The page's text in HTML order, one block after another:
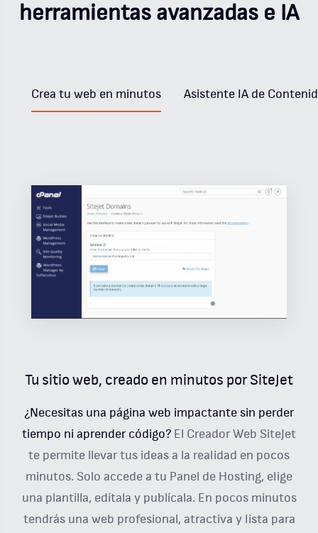
herramientas avanzadas e IA
Crea tu web en minutos Asistente IA de
Tu sitio web, creado en minutos por SiteJet
¿Necesitas una página web impactante sin perder
tiempo ni aprender código? El Creador Web SiteJet
te permite llevar tus ideas a la realidad en pocos
minutos. Solo accede a tu Panel de Hosting, elige
una plantilla, edítala y publícala. En pocos minutos
tendrás una web profesional, atractiva y lista para